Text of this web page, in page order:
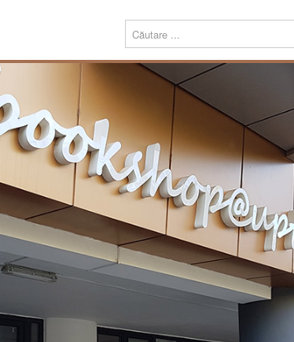
Prezentare
Despre
Misiune
Echipa
Editură
Carte
Periodice
Teze de doctorat
Download
Tipografie
Servicii
Produse
Echipamente tipografice